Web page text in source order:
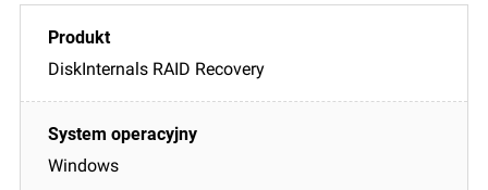
DiskInternals RAID Recovery
Windows